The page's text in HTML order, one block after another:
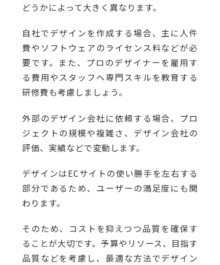
どうかによって大きく異なります。
自社でデザインを作成する場合、主に人件
費やソフトウェアのライセンス料などが必
要です。また、プロのデザイナーを雇用す
る費用やスタッフへ専門スキルを教育する
研修費も考慮しましょう。
外部のデザイン会社に依頼する場合、プロ
ジェクトの規模や複雑さ、デザイン会社の
評価、実績などで変動します。
デザインはECサイトの使い勝手を左右する
部分であるため、ユーザーの満足度にも関
わります。
そのため、コストを抑えつつ品質を確保す
ることが大切です。予算やリソース、目指す
品質などを考慮し、最適な方法でデザイン